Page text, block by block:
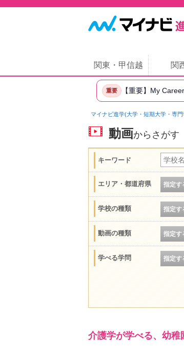
関東・甲信越 関
重要 【重要】My
マイナビ進学(大学・短期大学・専門
動画からさがす
キーワード
エリア・都道府県 指定す
学校の種類 指定す
動画の種類 指定す
学べる学問 指定す
介護学が学べる、幼